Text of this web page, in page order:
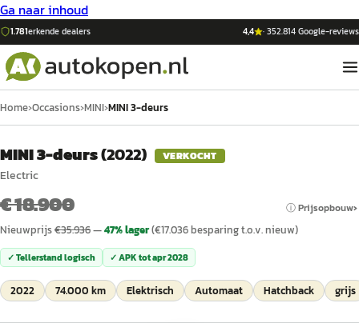
Ga naar inhoud
1.781erkende dealers 4,4 ·352.814Google-reviews
Home›Occasions›MINI›MINI 3-deurs
MINI 3-deurs(2022) VERKOCHT
Electric
€ 18.900 ⓘ Prijsopbouw
Nieuwprijs€35.936—47% lager(€17.036besparing t.o.v. nieuw)
✓ Tellerstand logisch ✓ APK totapr 2028
2022 74.000 km Elektrisch Automaat Hatchback grijs